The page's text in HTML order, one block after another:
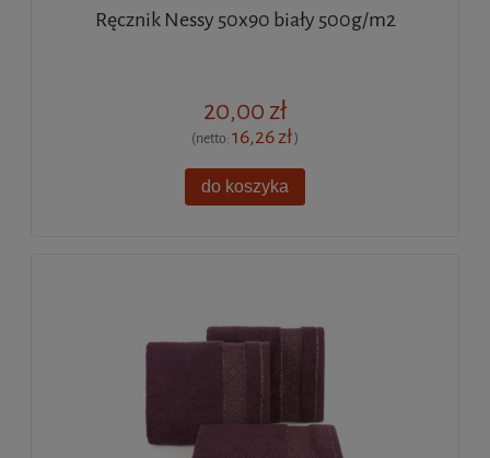
Ręcznik Nessy 50x90 biały 500g/m2
20,00 zł
(netto:16,26 zł)
do koszyka